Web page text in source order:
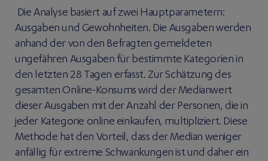
Die Analyse basiert auf zwei Hauptparametern:
Ausgaben und Gewohnheiten. Die Ausgaben werden
anhand der von den Befragten gemeldeten
ungefähren Ausgaben für bestimmte Kategorien in
den letzten 28 Tagen erfasst. Zur Schätzung des
gesamten Online-Konsums wird der Medianwert
dieser Ausgaben mit der Anzahl der Personen, die in
jeder Kategorie online einkaufen, multipliziert. Diese
Methode hat den Vorteil, dass der Median weniger
anfällig für extreme Schwankungen ist und daher ein